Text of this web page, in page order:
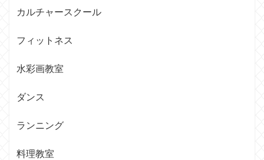
カルチャースクール
フィットネス
水彩画教室
ダンス
ランニング
料理教室